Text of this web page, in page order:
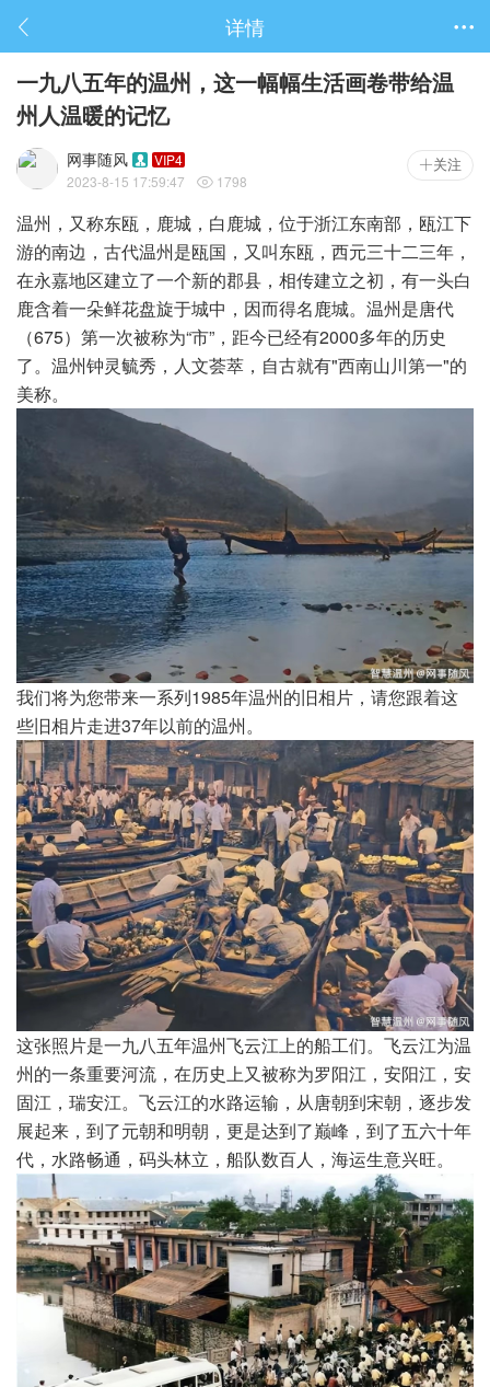
 详情
一九八五年的温州，这一幅幅生活画卷带给温
州人温暖的记忆
网事随风 
VIP4
2023-8-15 17:59:47
 1798
关注
温州，又称东瓯，鹿城，白鹿城，位于浙江东南部，瓯江下
游的南边，古代温州是瓯国，又叫东瓯，西元三十二三年，
在永嘉地区建立了一个新的郡县，相传建立之初，有一头白
鹿含着一朵鲜花盘旋于城中，因而得名鹿城。温州是唐代
（675）第一次被称为“市”，距今已经有2000多年的历史
了。温州钟灵毓秀，人文荟萃，自古就有"西南山川第一"的
美称。
我们将为您带来一系列1985年温州的旧相片，请您跟着这
些旧相片走进37年以前的温州。
这张照片是一九八五年温州飞云江上的船工们。飞云江为温
州的一条重要河流，在历史上又被称为罗阳江，安阳江，安
固江，瑞安江。飞云江的水路运输，从唐朝到宋朝，逐步发
展起来，到了元朝和明朝，更是达到了巅峰，到了五六十年
代，水路畅通，码头林立，船队数百人，海运生意兴旺。